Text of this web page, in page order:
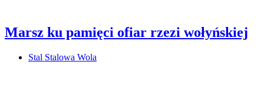
Marsz ku pamięci ofiar rzezi wołyńskiej
Stal Stalowa Wola